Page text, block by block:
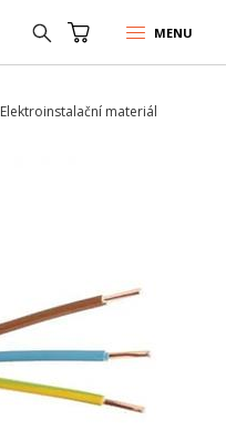
MENU
Elektroinstalační materiál